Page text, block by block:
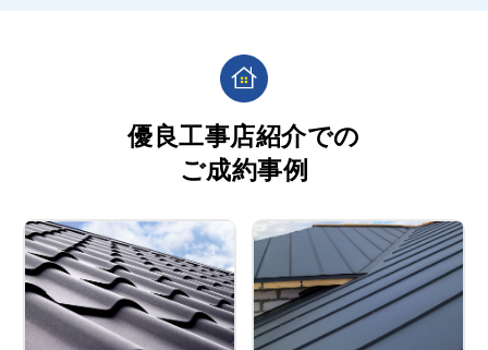
優良工事店紹介での
ご成約事例